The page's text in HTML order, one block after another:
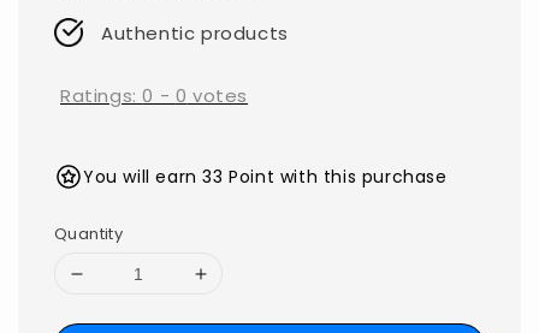
Authentic products
Ratings:0 - 0 votes
You will earn 33 Point with this purchase
Quantity